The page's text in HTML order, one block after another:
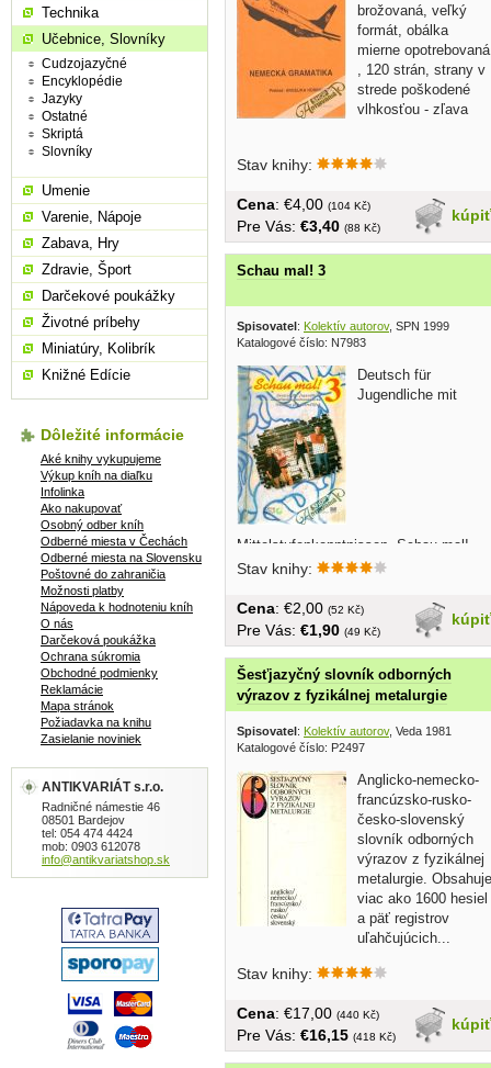
brožovaná, veľký
formát, obálka
mierne opotrebovaná
, 120 strán, strany v
strede poškodené
vlhkosťou - zľava
Stav knihy:
kúpiť
Cena: €4,00 (104 Kč)
Pre Vás: €3,40 (88 Kč)
Schau mal! 3
Spisovatel : Kolektív autorov, SPN 1999
Katalogové číslo: N7983
Deutsch für
Jugendliche mit
Mittelstufenkenntnissen. Schau mal!
Band 3 ist für Jugendliche gedacht, die
180 Unterrichstheiten erweitert haben...
Stav knihy:
kúpiť
Cena: €2,00 (52 Kč)
Pre Vás: €1,90 (49 Kč)
Šesťjazyčný slovník odborných
výrazov z fyzikálnej metalurgie
Spisovatel: Kolektív autorov, Veda 1981
Katalogové číslo: P2497
Anglicko-nemecko-
francúzsko-rusko-
česko-slovenský
slovník odborných
výrazov z fyzikálnej
metalurgie. Obsahuje
viac ako 1600 hesiel
a päť registrov
uľahčujúcich...
Stav knihy:
kúpiť
Cena: €17,00 (440 Kč)
Pre Vás: €16,15 (418 Kč)
Technika
Učebnice, Slovníky
Cudzojazyčné
Encyklopédie
Jazyky
Ostatné
Skriptá
Slovníky
Umenie
Varenie, Nápoje
Zabava, Hry
Zdravie, Šport
Darčekové poukážky
Životné príbehy
Miniatúry, Kolibrík
Knižné Edície
Dôležité informácie
Aké knihy vykupujeme
Výkup kníh na diaľku
Infolinka
Ako nakupovať
Osobný odber kníh
Odberné miesta v Čechách
Odberné miesta na Slovensku
Poštovné do zahraničia
Možnosti platby
Nápoveda k hodnoteniu kníh
O nás
Darčeková poukážka
Ochrana súkromia
Obchodné podmienky
Reklamácie
Mapa stránok
Požiadavka na knihu
Zasielanie noviniek
ANTIKVARIÁT s.r.o.
Radničné námestie 46
08501 Bardejov
tel: 054 474 4424
mob: 0903 612078
info@antikvariatshop.sk